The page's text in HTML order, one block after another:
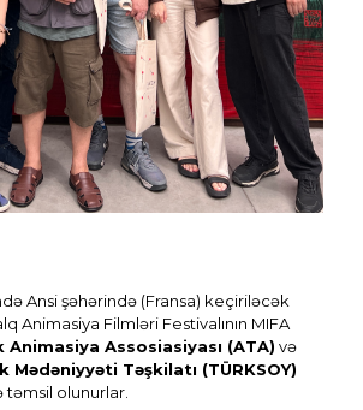
Ansi şəhərində (Fransa) keçiriləcək
Animasiya Filmləri Festivalının MIFA
Animasiya Assosiasiyası (ATA) və
Mədəniyyəti Təşkilatı (TÜRKSOY)
olunurlar.